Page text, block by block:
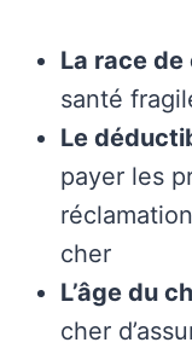
La race de
santé
Le
payer les
cher
L’âge du
cher